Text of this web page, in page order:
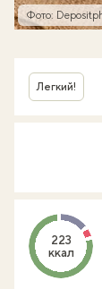
Фото:
Легкий!
223
ккал